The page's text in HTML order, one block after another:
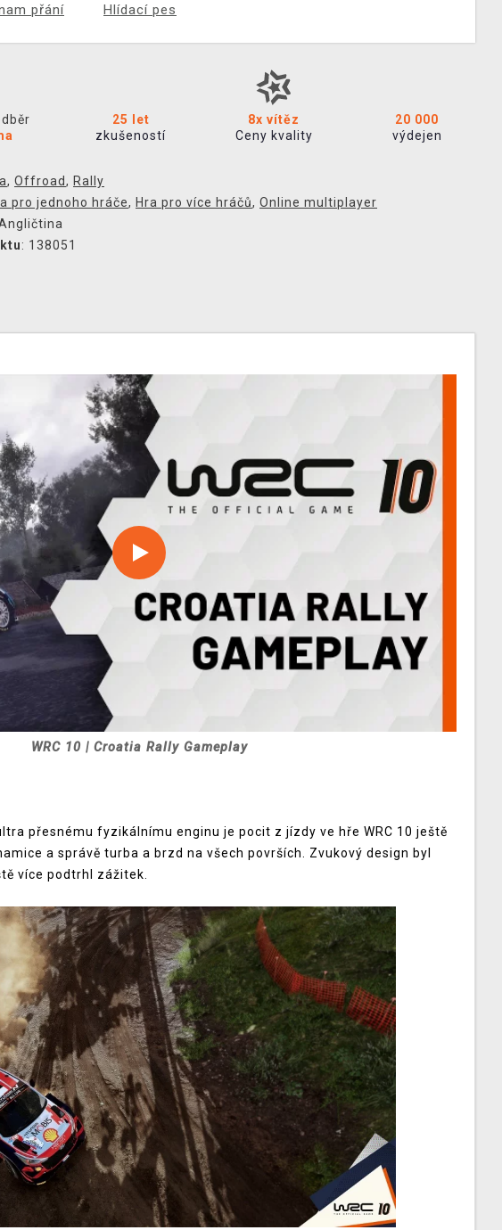
přání Hlídací pes
25 let
zkušeností
8x vítěz
Ceny kvality
20 000
výdejen
, Offroad, Rally
pro jednoho hráče, Hra pro více hráčů, Online multiplayer
: 138051
WRC 10 | Croatia Rally Gameplay
přesnému fyzikálnímu enginu je pocit z jízdy ve hře WRC 10 ještě
a správě turba a brzd na všech površích. Zvukový design byl
více podtrhl zážitek.